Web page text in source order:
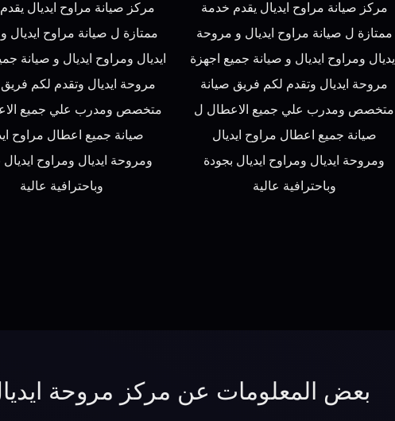
مركز صيانة مراوح ايديال
ممتازة ل صيانة مراوح ايديال
ايديال ومراوح ايديال و صيانة
مروحة ايديال وتقدم لكم
متخصص ومدرب علي جميع
صيانة جميع اعطال مراوح
ومروحة ايديال ومراوح ايديال
وباحترافية عالية
مركز صيانة مراوح ايديال يقدم خدمة
ممتازة ل صيانة مراوح ايديال و مروحة
ايديال ومراوح ايديال و صيانة جميع اجهزة
مروحة ايديال وتقدم لكم فريق صيانة
متخصص ومدرب علي جميع الاعطال ل
صيانة جميع اعطال مراوح ايديال
ومروحة ايديال ومراوح ايديال بجودة
وباحترافية عالية
بعض المعلومات عن مركز مروحة